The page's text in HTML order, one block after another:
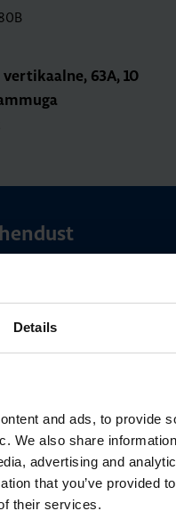
Details
and ads, to provide
We also share
advertising and
that you’ve provided
their services.
ver­ti­kaalne, 63A, 10